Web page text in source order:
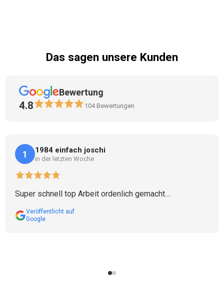
Das sagen unsere Kunden
Bewertung
4.8 104Bewertungen
1 1984 einfach joschi
in der letzten Woche
Super schnell top Arbeit ordenlich gemacht....
Veröffentlicht auf
Google